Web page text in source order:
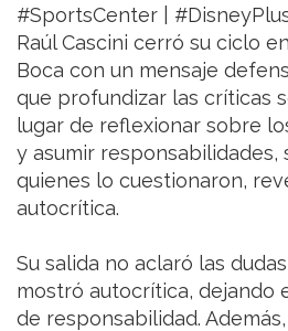
#SportsCenter |
Raúl Cascini cerró su ciclo
Boca con un mensaje
que profundizar las críticas
lugar de reflexionar sobre
y asumir responsabilidades,
quienes lo cuestionaron,
autocrítica.
Su salida no aclaró las
mostró autocrítica, dejando
de responsabilidad.